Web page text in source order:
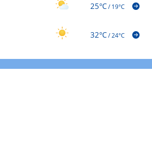
25°C/19°C
32°C/24°C